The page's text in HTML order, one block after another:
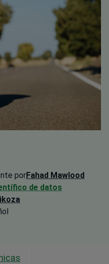
porFahad Mawlood
de datos